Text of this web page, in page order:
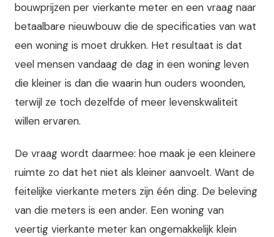
bouwprijzen per vierkante meter en een vraag naar
betaalbare nieuwbouw die de specificaties van wat
een woning is moet drukken. Het resultaat is dat
veel mensen vandaag de dag in een woning leven
die kleiner is dan die waarin hun ouders woonden,
terwijl ze toch dezelfde of meer levenskwaliteit
willen ervaren.
De vraag wordt daarmee: hoe maak je een kleinere
ruimte zo dat het niet als kleiner aanvoelt. Want de
feitelijke vierkante meters zijn één ding. De beleving
van die meters is een ander. Een woning van
veertig vierkante meter kan ongemakkelijk klein